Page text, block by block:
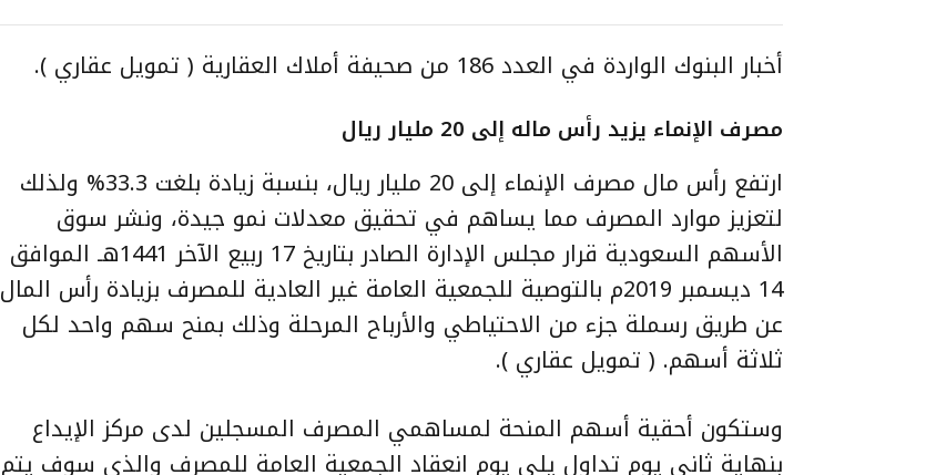
أخبار البنوك الواردة في العدد 186 من صحيفة أملاك العقارية ( تمويل عقاري ).
مصرف الإنماء يزيد رأس ماله إلى 20 مليار ريال
ارتفع رأس مال مصرف الإنماء إلى 20 مليار ريال، بنسبة زيادة بلغت 33.3% ولذلك
لتعزيز موارد المصرف مما يساهم في تحقيق معدلات نمو جيدة، ونشر سوق
الأسهم السعودية قرار مجلس الإدارة الصادر بتاريخ 17 ربيع الآخر 1441هـ الموافق
14 ديسمبر 2019م بالتوصية للجمعية العامة غير العادية للمصرف بزيادة رأس المال
عن طريق رسملة جزء من الاحتياطي والأرباح المرحلة وذلك بمنح سهم واحد لكل
ثلاثة أسهم. ( تمويل عقاري ).
وستكون أحقية أسهم المنحة لمساهمي المصرف المسجلين لدى مركز الإيداع
بنهاية ثاني يوم تداول يلي يوم انعقاد الجمعية العامة للمصرف والذي سوف يتم